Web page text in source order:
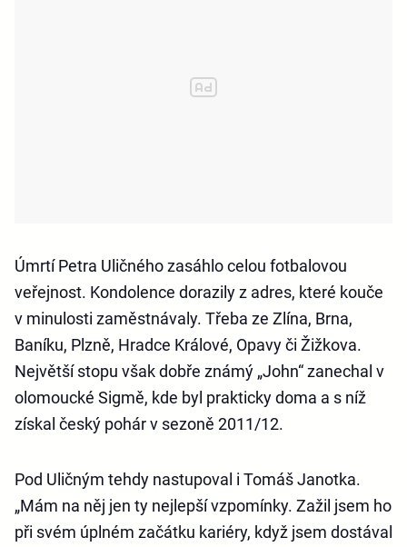
Úmrtí Petra Uličného zasáhlo celou fotbalovou
veřejnost. Kondolence dorazily z adres, které kouče
v minulosti zaměstnávaly. Třeba ze Zlína, Brna,
Baníku, Plzně, Hradce Králové, Opavy či Žižkova.
Největší stopu však dobře známý „John“ zanechal v
olomoucké Sigmě, kde byl prakticky doma a s níž
získal český pohár v sezoně 2011/12.
Pod Uličným tehdy nastupoval i Tomáš Janotka.
„Mám na něj jen ty nejlepší vzpomínky. Zažil jsem ho
při svém úplném začátku kariéry, když jsem dostával